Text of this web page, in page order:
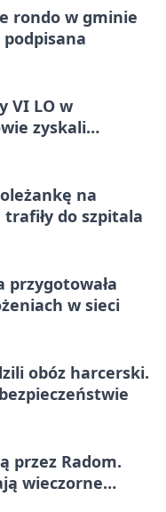
rondo w gminie
VI LO w
zyskali
na
do szpitala
przygotowała
w sieci
obóz harcerski.
przez Radom.
wieczorne